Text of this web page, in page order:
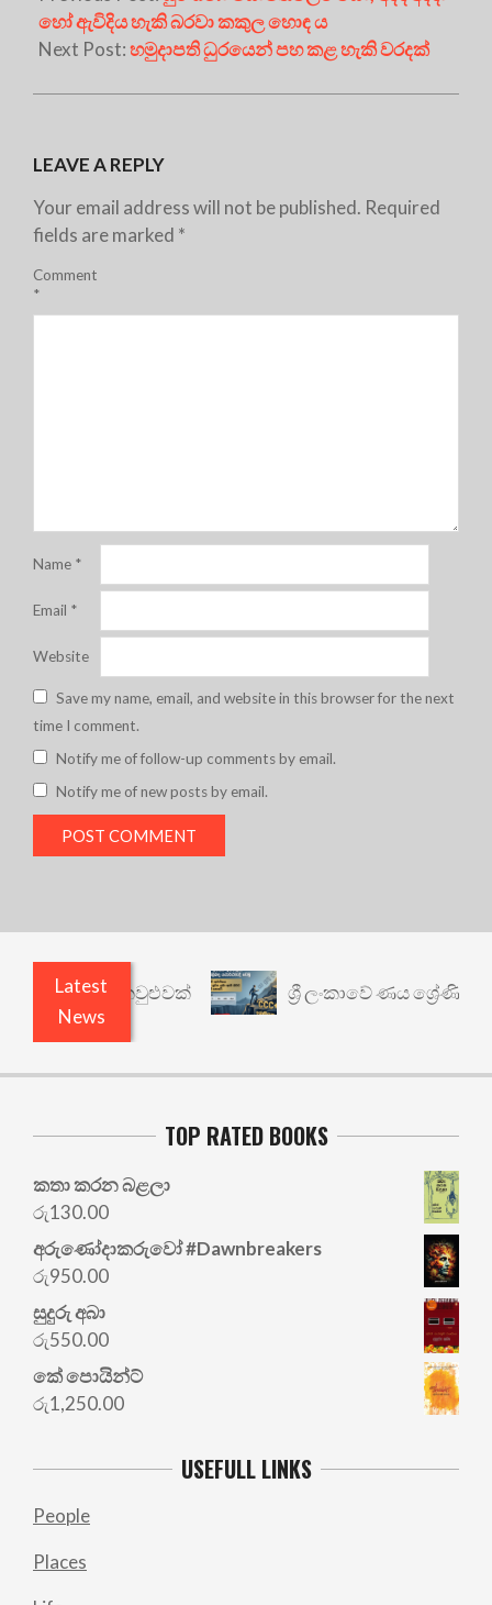
හෝ ඇවිදිය හැකි බරවා කකුල හොඳ ය
Next Post:හමුදාපති ධුරයෙන් පහ කළ හැකි වරදක්
LEAVE A REPLY
Your email address will not be published. Required
fields are marked *
Comment
*
Name *
Email *
Website
Save my name, email, and website in this browser for the next
time I comment.
Notify me of follow-up comments by email.
Notify me of new posts by email.
Latest
News
කවුළුවක් ශ්‍රී ලංකාවේ ණය ශ්‍රේණිගත
TOP RATED BOOKS
කතා කරන බළලා
රු130.00
අරු‍ණෝදාකරුවෝ #Dawnbreakers
රු950.00
සුදුරු අබා
රු550.00
කේ පොයින්ට්
රු1,250.00
USEFULL LINKS
People
Places